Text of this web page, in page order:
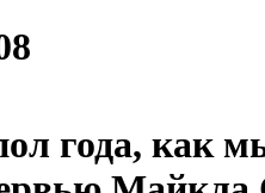
года, как